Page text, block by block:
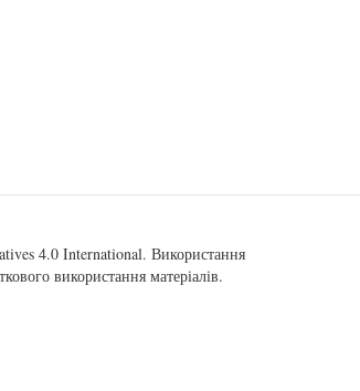
4.0 International. Використання
використання матеріалів.